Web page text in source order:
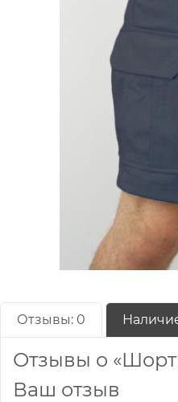
Отзывы: 0
Отзывы о
Ваш отзыв